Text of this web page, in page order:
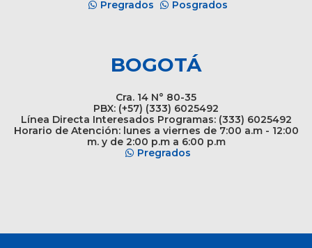
Pregrados
Posgrados
BOGOTÁ
Cra. 14 N° 80-35
PBX: (+57) (333) 6025492
Línea Directa Interesados Programas: (333) 6025492
Horario de Atención: lunes a viernes de 7:00 a.m - 12:00
m. y de 2:00 p.m a 6:00 p.m
Pregrados